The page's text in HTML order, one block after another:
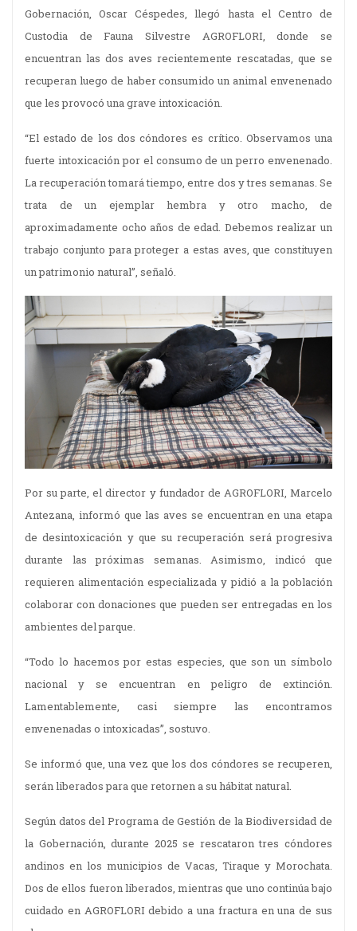
Gobernación, Oscar Céspedes, llegó hasta el Centro de
Custodia de Fauna Silvestre AGROFLORI, donde se
encuentran las dos aves recientemente rescatadas, que se
recuperan luego de haber consumido un animal envenenado
que les provocó una grave intoxicación.
“El estado de los dos cóndores es crítico. Observamos una
fuerte intoxicación por el consumo de un perro envenenado.
La recuperación tomará tiempo, entre dos y tres semanas. Se
trata de un ejemplar hembra y otro macho, de
aproximadamente ocho años de edad. Debemos realizar un
trabajo conjunto para proteger a estas aves, que constituyen
un patrimonio natural”, señaló.
Por su parte, el director y fundador de AGROFLORI, Marcelo
Antezana, informó que las aves se encuentran en una etapa
de desintoxicación y que su recuperación será progresiva
durante las próximas semanas. Asimismo, indicó que
requieren alimentación especializada y pidió a la población
colaborar con donaciones que pueden ser entregadas en los
ambientes del parque.
“Todo lo hacemos por estas especies, que son un símbolo
nacional y se encuentran en peligro de extinción.
Lamentablemente, casi siempre las encontramos
envenenadas o intoxicadas”, sostuvo.
Se informó que, una vez que los dos cóndores se recuperen,
serán liberados para que retornen a su hábitat natural.
Según datos del Programa de Gestión de la Biodiversidad de
la Gobernación, durante 2025 se rescataron tres cóndores
andinos en los municipios de Vacas, Tiraque y Morochata.
Dos de ellos fueron liberados, mientras que uno continúa bajo
cuidado en AGROFLORI debido a una fractura en una de sus